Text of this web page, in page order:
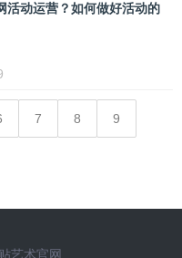
活动运营？如何做好活动的
7 8 9
艺术官网